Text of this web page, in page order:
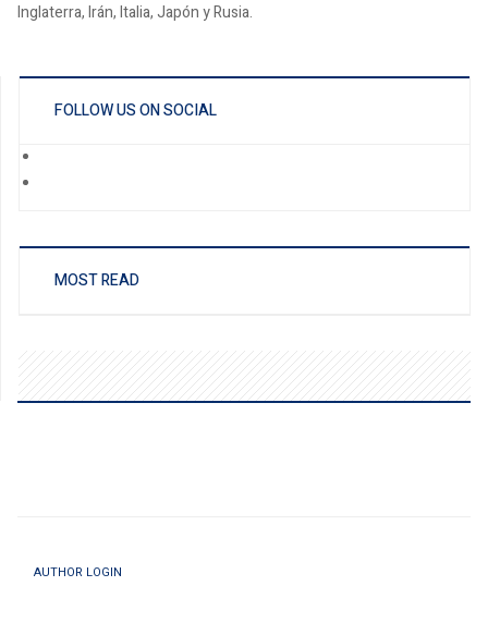
Inglaterra, Irán, Italia, Japón y Rusia.
FOLLOW US ON SOCIAL
MOST READ
AUTHOR LOGIN